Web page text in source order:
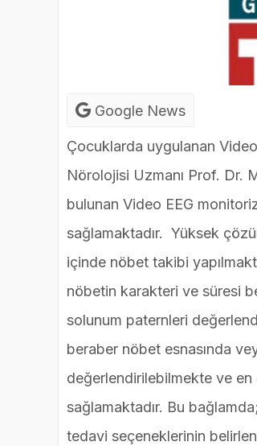
Google News
Çocuklarda uygulanan
Nörolojisi Uzmanı Prof. Dr.
bulunan Video EEG
sağlamaktadır. Yüksek
içinde nöbet takibi
nöbetin karakteri ve süresi
solunum paternleri
beraber nöbet esnasında
değerlendirilebilmekte ve
sağlamaktadır. Bu
tedavi seçeneklerinin